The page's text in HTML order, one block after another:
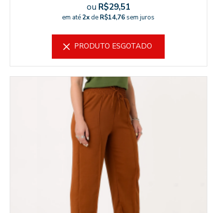
ou R$29,51
em até2xde R$14,76 sem juros
PRODUTO ESGOTADO